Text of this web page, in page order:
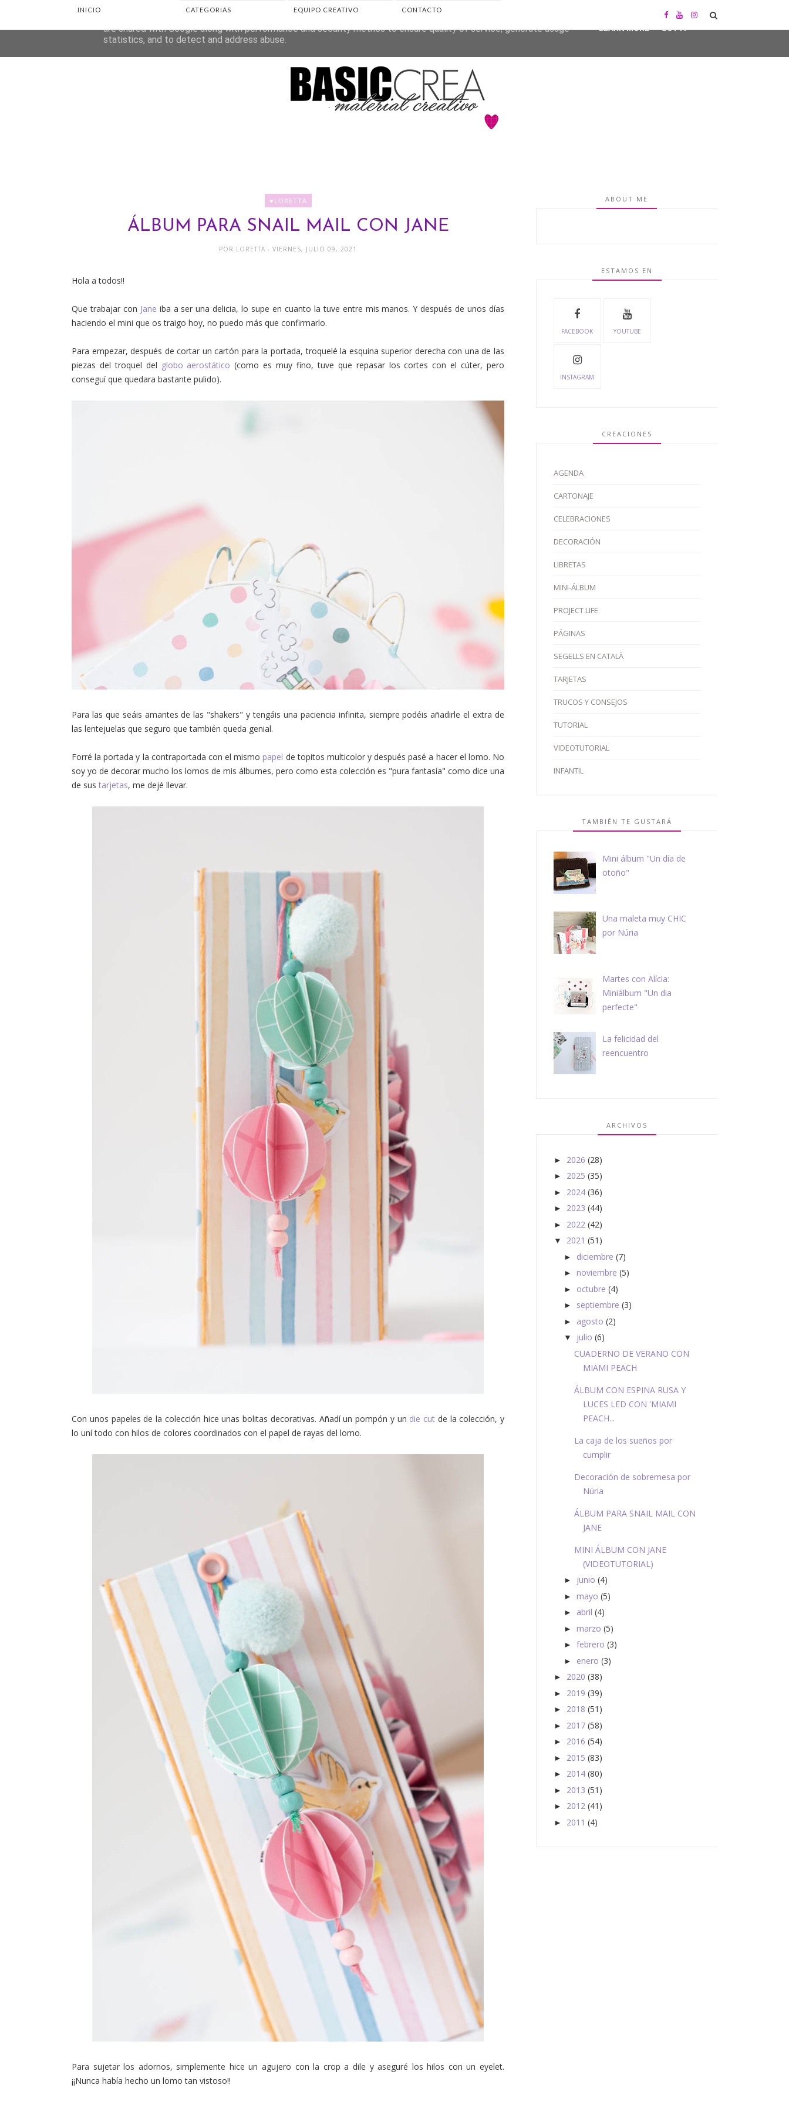
INICIO CATEGORIAS EQUIPO CREATIVO CONTACTO
♥LORETTA
ÁLBUM PARA SNAIL MAIL CON JANE
POR LORETTA - VIERNES, JULIO 09, 2021
Hola a todos!!
Que trabajar con Jane iba a ser una delicia, lo supe en cuanto la tuve entre mis manos. Y después de unos días
haciendo el mini que os traigo hoy, no puedo más que confirmarlo.
Para empezar, después de cortar un cartón para la portada, troquelé la esquina superior derecha con una de las
piezas del troquel del globo aerostático (como es muy fino, tuve que repasar los cortes con el cúter, pero
conseguí que quedara bastante pulido).
Para las que seáis amantes de las "shakers" y tengáis una paciencia infinita, siempre podéis añadirle el extra de
las lentejuelas que seguro que también queda genial.
Forré la portada y la contraportada con el mismo papel de topitos multicolor y después pasé a hacer el lomo. No
soy yo de decorar mucho los lomos de mis álbumes, pero como esta colección es "pura fantasía" como dice una
de sus tarjetas, me dejé llevar.
Con unos papeles de la colección hice unas bolitas decorativas. Añadí un pompón y un die cut de la colección, y
lo uní todo con hilos de colores coordinados con el papel de rayas del lomo.
Para sujetar los adornos, simplemente hice un agujero con la crop a dile y aseguré los hilos con un eyelet.
¡¡Nunca había hecho un lomo tan vistoso!!
ABOUT ME
ESTAMOS EN
FACEBOOK YOUTUBE
INSTAGRAM
CREACIONES
AGENDA
CARTONAJE
CELEBRACIONES
DECORACIÓN
LIBRETAS
MINI-ÁLBUM
PROJECT LIFE
PÁGINAS
SEGELLS EN CATALÀ
TARJETAS
TRUCOS Y CONSEJOS
TUTORIAL
VIDEOTUTORIAL
INFANTIL
TAMBIÉN TE GUSTARÁ
Mini álbum "Un día de
otoño"
Una maleta muy CHIC
por Núria
Martes con Alícia:
Miniálbum "Un dia
perfecte"
La felicidad del
reencuentro
ARCHIVOS
► 2026 (28)
► 2025 (35)
► 2024 (36)
► 2023 (44)
► 2022 (42)
▼ 2021 (51)
► diciembre (7)
► noviembre (5)
► octubre (4)
► septiembre (3)
► agosto (2)
▼ julio (6)
CUADERNO DE VERANO CON
MIAMI PEACH
ÁLBUM CON ESPINA RUSA Y
LUCES LED CON 'MIAMI
PEACH...
La caja de los sueños por
cumplir
Decoración de sobremesa por
Núria
ÁLBUM PARA SNAIL MAIL CON
JANE
MINI ÁLBUM CON JANE
(VIDEOTUTORIAL)
► junio (4)
► mayo (5)
► abril (4)
► marzo (5)
► febrero (3)
► enero (3)
► 2020 (38)
► 2019 (39)
► 2018 (51)
► 2017 (58)
► 2016 (54)
► 2015 (83)
► 2014 (80)
► 2013 (51)
► 2012 (41)
► 2011 (4)
This site uses cookies from Google to deliver its services and to analyze traffic. Your IP address and user-agent
are shared with Google along with performance and security metrics to ensure quality of service, generate usage
statistics, and to detect and address abuse.
LEARN MORE GOT IT